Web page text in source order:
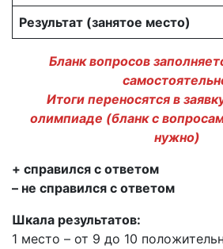
Результат (занятое место)
Бланк вопросов
Итоги переносятся в
олимпиаде (бланк с
нужно)
+ справился с ответом
– не справился с ответом
Шкала результатов:
1 место – от 9 до 10